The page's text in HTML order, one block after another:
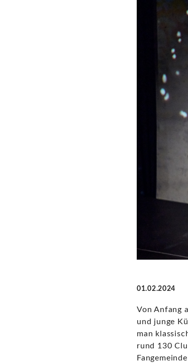
01.02.2024
Von Anfang
und junge
man
rund 130